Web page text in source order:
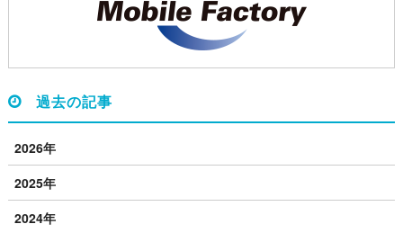
過去の記事
2026年
2025年
2024年